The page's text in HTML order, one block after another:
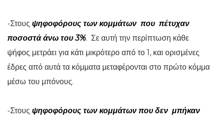
-Στους ψηφοφόρους των κομμάτων που πέτυχαν
ποσοστά άνω του 3%. Σε αυτή την περίπτωση κάθε
ψήφος μετράει για κάτι μικρότερο από το 1, και ορισμένες
έδρες από αυτά τα κόμματα μεταφέρονται στο πρώτο κόμμα
μέσω του μπόνους.
-Στους ψηφοφόρους των κομμάτων που δεν μπήκαν